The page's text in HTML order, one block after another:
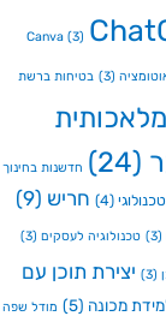
Canva(3)
(3) בטיחות ברשת
חדשנות בחינוך
(4) חריש(9)
לעסקים(3)
תוכן עם
מכונה(5) מודל שפה